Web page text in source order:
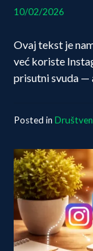
10/02/2026
Ovaj tekst je
već koriste
prisutni svuda —
Posted in